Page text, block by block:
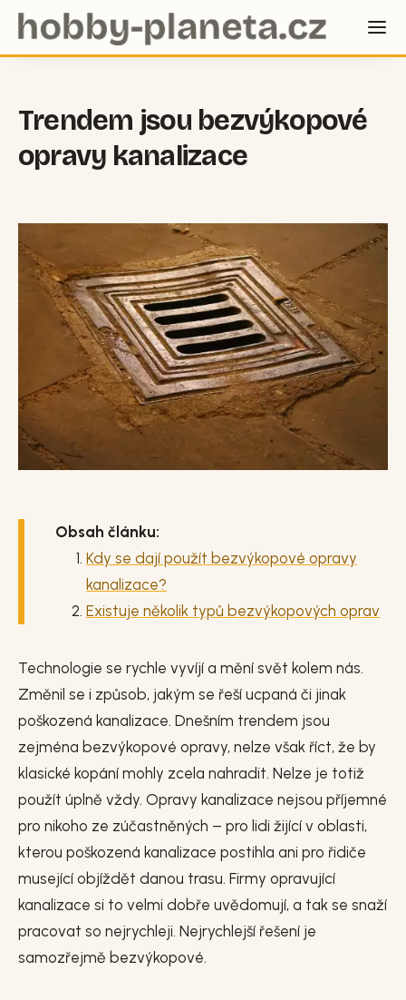
Trendem jsou bezvýkopové
opravy kanalizace
Obsah článku:
Kdy se dají použít bezvýkopové opravy
kanalizace?
Existuje několik typů bezvýkopových oprav
Technologie se rychle vyvíjí a mění svět kolem nás.
Změnil se i způsob, jakým se řeší ucpaná či jinak
poškozená kanalizace. Dnešním trendem jsou
zejména bezvýkopové opravy, nelze však říct, že by
klasické kopání mohly zcela nahradit. Nelze je totiž
použít úplně vždy. Opravy kanalizace nejsou příjemné
pro nikoho ze zúčastněných – pro lidi žijící v oblasti,
kterou poškozená kanalizace postihla ani pro řidiče
musející objíždět danou trasu. Firmy opravující
kanalizace si to velmi dobře uvědomují, a tak se snaží
pracovat so nejrychleji. Nejrychlejší řešení je
samozřejmě bezvýkopové.